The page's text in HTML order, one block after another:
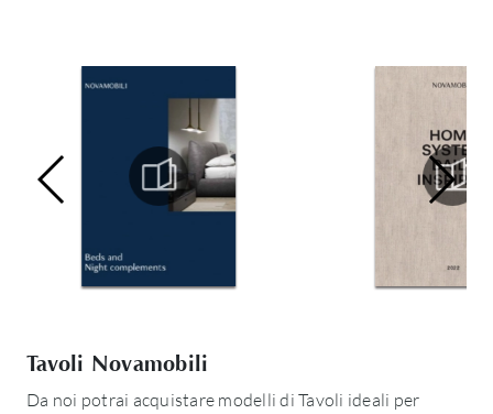
Tavoli Novamobili
Da noi potrai acquistare modelli di Tavoli ideali per